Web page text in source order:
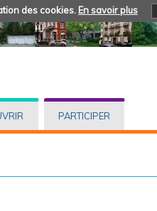
des cookies. En savoir plus
PARTICIPER